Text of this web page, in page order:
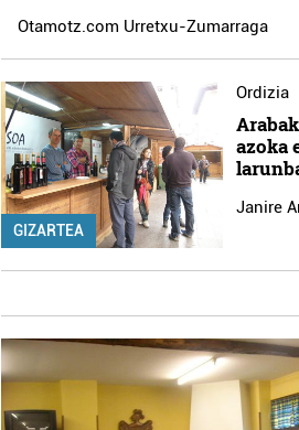
Otamotz.com Urretxu-Zumarraga
GIZARTEA
Ordizia
azoka
Janire